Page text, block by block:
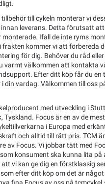
till cykeln monterar vi
leverans. Detta förutsatt att
monterade. Ifall de inte ryms
frakten kommer vi att förbereda
för dig. Behöver du råd
varmt välkommen att kontakta
Efter ditt köp får du en
din vardag. Välkommen till oss
med utveckling i
Tyskland. Focus är en av de
i Europa med
och alltid till rätt pris. TCM
av Focus. Vi jobbar tätt med
konsument ska kunna lita på
vi kan ge dig en förstklassig
efter ditt köp om det är